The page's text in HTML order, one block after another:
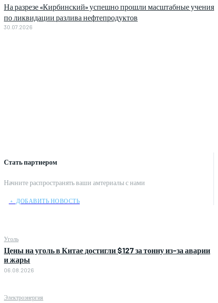
Стать партнером
Начните распространять ваши амтериалы с нами
﹢ ДОБАВИТЬ НОВОСТЬ
Уголь
Цены на уголь в Китае достигли $127 за тонну из-за аварии
и жары
06.08.2026
Электроэнергия
На разрезе «Кирбинский» успешно прошли масштабные учения
по ликвидации разлива нефтепродуктов
30.07.2026